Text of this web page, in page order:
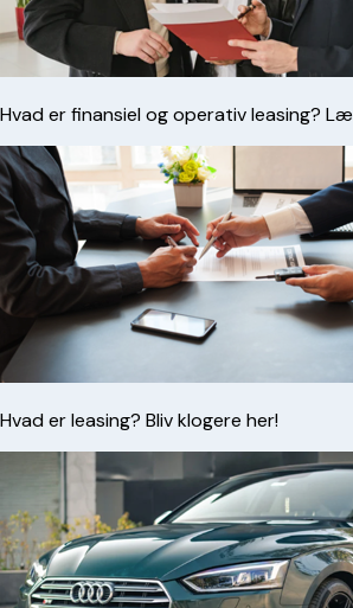
Hvad er finansiel og operativ leasing?
Hvad er leasing? Bliv klogere her!